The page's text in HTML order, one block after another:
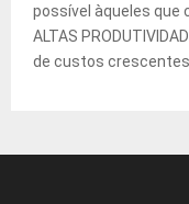
possível àqueles que
ALTAS
de custos